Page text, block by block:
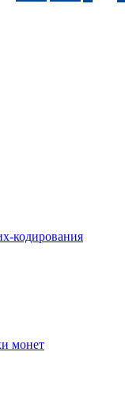
кодирования
монет